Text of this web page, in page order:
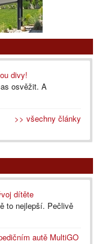
divy!
osvěžit. A
>> všechny články
dítěte
to nejlepší. Pečlivě
autě MultiGO